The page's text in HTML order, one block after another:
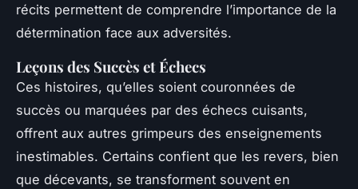
récits permettent de comprendre l’importance de la
détermination face aux adversités.
Leçons des Succès et Échecs
Ces histoires, qu’elles soient couronnées de
succès ou marquées par des échecs cuisants,
offrent aux autres grimpeurs des enseignements
inestimables. Certains confient que les revers, bien
que décevants, se transforment souvent en